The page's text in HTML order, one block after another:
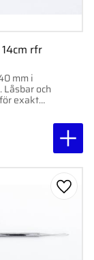
rfr
mm i
och
exakt
Lägg